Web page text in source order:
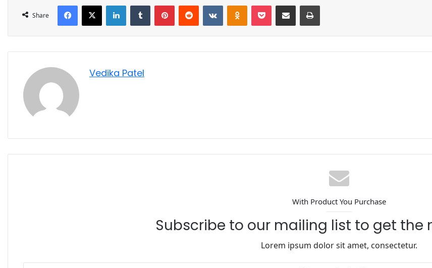
Share
Vedika Patel
With Product You Purchase
Subscribe to our mailing list to get the
Lorem ipsum dolor sit amet, consectetur.